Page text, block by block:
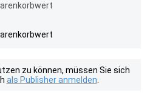
zu können, müssen Sie sich
als Publisher anmelden